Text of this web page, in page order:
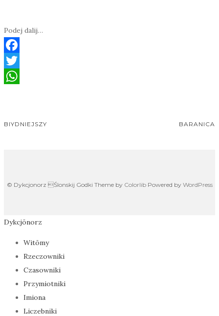
Podej dalij…
F
a
b
T
t
a
p
Post
BIYDNIEJSZY BARANICA
© Dykcjonorz Ślonskij Godki Theme by ColorlibPowered by WordPress
Dykcjōnorz
Witōmy
Rzeczowniki
Czasowniki
Przymiotniki
Imiona
Liczebniki